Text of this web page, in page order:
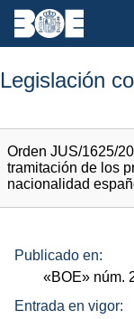
Legislación
Orden JUS/1625/
tramitación de los
nacionalidad
Publicado en:
«BOE» núm.
Entrada en vigor: